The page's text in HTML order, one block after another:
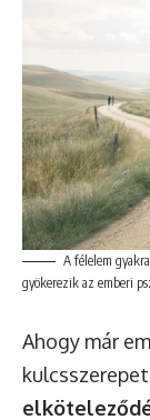
A félelem
gyökerezik az emberi
Ahogy már